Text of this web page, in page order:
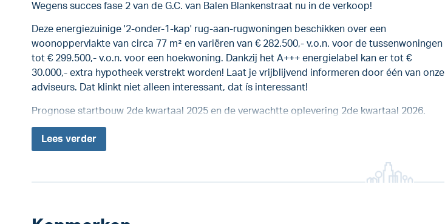
Wegens succes fase 2 van de G.C. van Balen Blankenstraat nu in de verkoop!
Deze energiezuinige '2-onder-1-kap' rug-aan-rugwoningen beschikken over een
woonoppervlakte van circa 77 m² en variëren van € 282.500,- v.o.n. voor de tussenwoningen
tot € 299.500,- v.o.n. voor een hoekwoning. Dankzij het A+++ energielabel kan er tot €
30.000,- extra hypotheek verstrekt worden! Laat je vrijblijvend informeren door één van onze
adviseurs. Dat klinkt niet alleen interessant, dat ís interessant!
Prognose startbouw 2de kwartaal 2025 en de verwachtte oplevering 2de kwartaal 2026.
Lees verder